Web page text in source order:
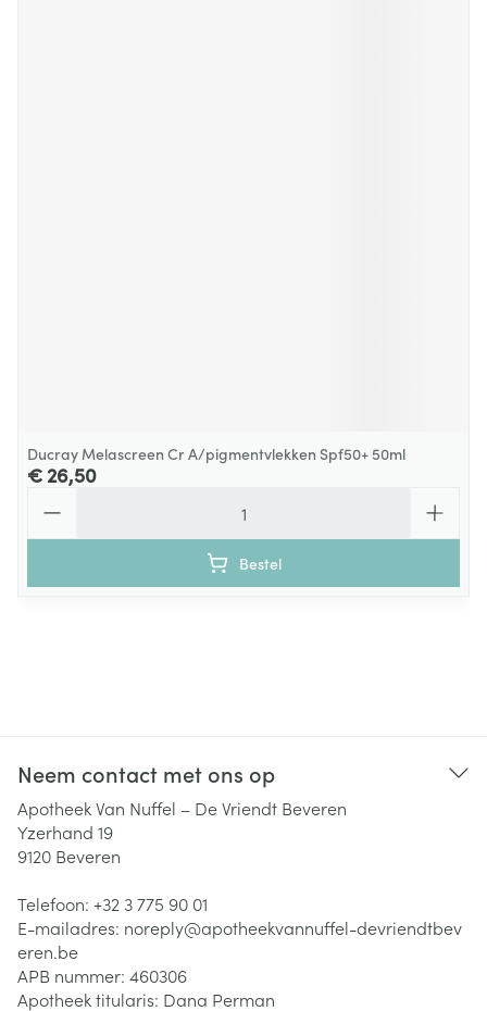
Ducray Melascreen Cr A/pigmentvlekken Spf50+ 50ml
€ 26,50
Bestel
Neem contact met ons op
Apotheek Van Nuffel – De Vriendt Beveren
Yzerhand 19
9120 Beveren
Telefoon: +32 3 775 90 01
E-mailadres: noreply@apotheekvannuffel-devriendtbev
eren.be
APB nummer: 460306
Apotheek titularis: Dana Perman